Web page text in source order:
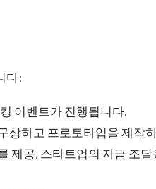
다:
이벤트가 진행됩니다.
상하고 프로토타입을 제작
제공, 스타트업의 자금 조